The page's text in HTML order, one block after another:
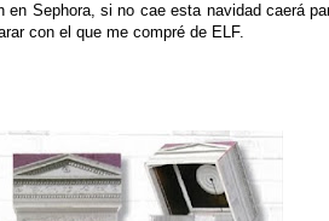
Sephora, si no cae esta navidad caerá
con el que me compré de ELF.